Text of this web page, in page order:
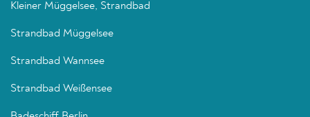
Kleiner Müggelsee, Strandbad
Strandbad Müggelsee
Strandbad Wannsee
Strandbad Weißensee